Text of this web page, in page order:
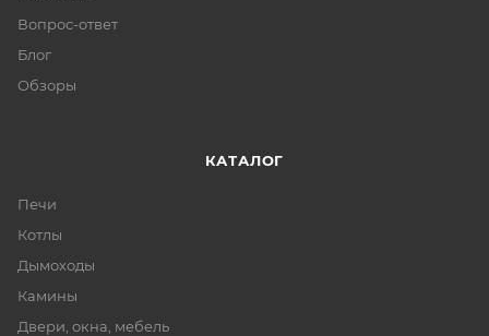
Вопрос-ответ
Блог
Обзоры
КАТАЛОГ
Печи
Котлы
Дымоходы
Камины
Двери, окна, мебель